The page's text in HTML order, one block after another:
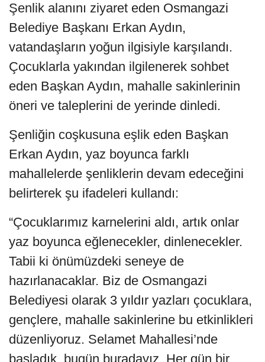
Şenlik alanını ziyaret eden Osmangazi
Belediye Başkanı Erkan Aydın,
vatandaşların yoğun ilgisiyle karşılandı.
Çocuklarla yakından ilgilenerek sohbet
eden Başkan Aydın, mahalle sakinlerinin
öneri ve taleplerini de yerinde dinledi.
Şenliğin coşkusuna eşlik eden Başkan
Erkan Aydın, yaz boyunca farklı
mahallelerde şenliklerin devam edeceğini
belirterek şu ifadeleri kullandı:
“Çocuklarımız karnelerini aldı, artık onlar
yaz boyunca eğlenecekler, dinlenecekler.
Tabii ki önümüzdeki seneye de
hazırlanacaklar. Biz de Osmangazi
Belediyesi olarak 3 yıldır yazları çocuklara,
gençlere, mahalle sakinlerine bu etkinlikleri
düzenliyoruz. Selamet Mahallesi’nde
başladık, bugün buradayız. Her gün bir